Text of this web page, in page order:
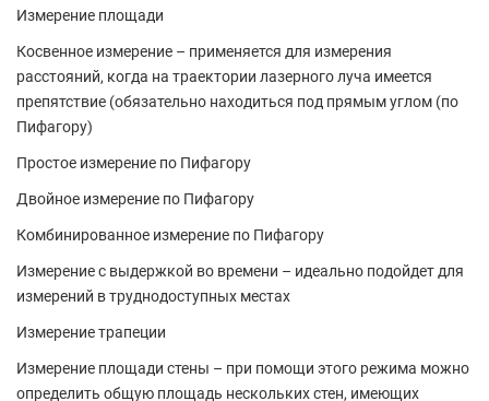
Измерение площади
Косвенное измерение – применяется для измерения
расстояний, когда на траектории лазерного луча имеется
препятствие (обязательно находиться под прямым углом (по
Пифагору)
Простое измерение по Пифагору
Двойное измерение по Пифагору
Комбинированное измерение по Пифагору
Измерение с выдержкой во времени – идеально подойдет для
измерений в труднодоступных местах
Измерение трапеции
Измерение площади стены – при помощи этого режима можно
определить общую площадь нескольких стен, имеющих